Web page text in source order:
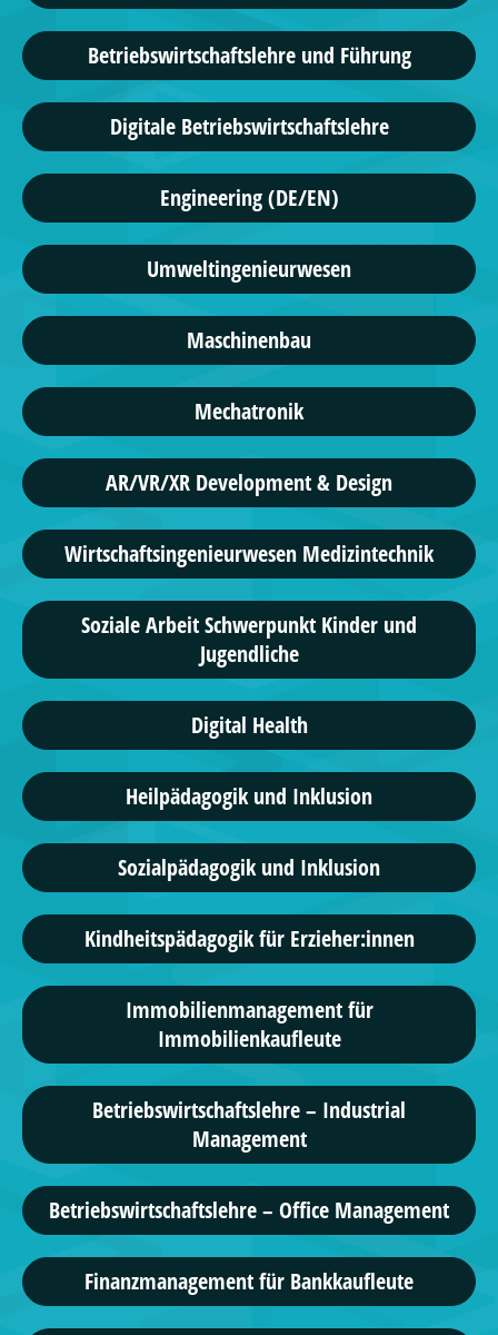
Betriebswirtschaftslehre und Führung
Digitale Betriebswirtschaftslehre
Engineering (DE/EN)
Umweltingenieurwesen
Maschinenbau
Mechatronik
AR/VR/XR Development & Design
Wirtschaftsingenieurwesen Medizintechnik
Soziale Arbeit Schwerpunkt Kinder und
Jugendliche
Digital Health
Heilpädagogik und Inklusion
Sozialpädagogik und Inklusion
Kindheitspädagogik für Erzieher:innen
Immobilienmanagement für
Immobilienkaufleute
Betriebswirtschaftslehre – Industrial
Management
Betriebswirtschaftslehre – Office Management
Finanzmanagement für Bankkaufleute